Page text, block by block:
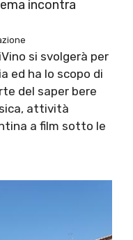
incontra
si svolgerà per
ed ha lo scopo di
del saper bere
attività
a film sotto le